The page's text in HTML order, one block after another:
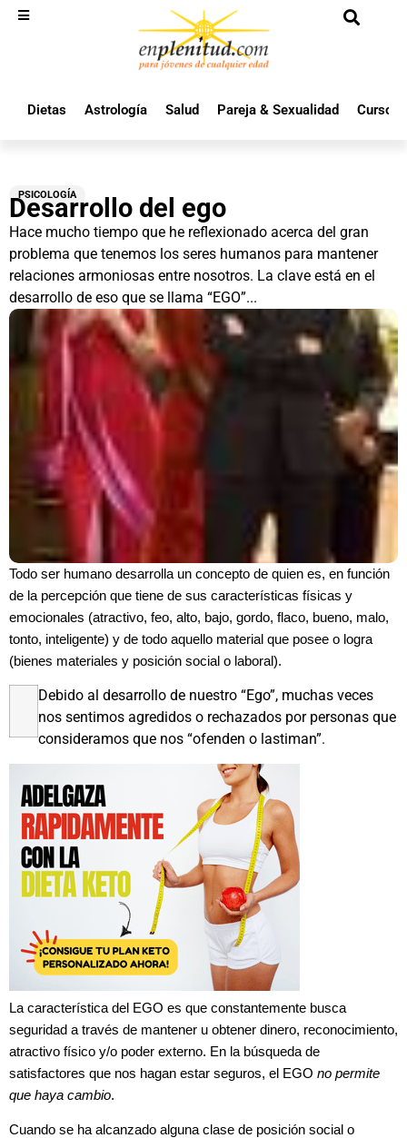
Dietas Astrología Salud Pareja & Sexualidad Cursos
PSICOLOGÍA
Desarrollo del ego
Hace mucho tiempo que he reflexionado acerca del gran
problema que tenemos los seres humanos para mantener
relaciones armoniosas entre nosotros. La clave está en el
desarrollo de eso que se llama “EGO”...
Todo ser humano desarrolla un concepto de quien es, en función
de la percepción que tiene de sus características físicas y
emocionales (atractivo, feo, alto, bajo, gordo, flaco, bueno, malo,
tonto, inteligente) y de todo aquello material que posee o logra
(bienes materiales y posición social o laboral).
Debido al desarrollo de nuestro “Ego”, muchas veces
nos sentimos agredidos o rechazados por personas que
consideramos que nos “ofenden o lastiman”.
La característica del EGO es que constantemente busca
seguridad a través de mantener u obtener dinero, reconocimiento,
atractivo físico y/o poder externo. En la búsqueda de
satisfactores que nos hagan estar seguros, el EGO no permite
que haya cambio.
Cuando se ha alcanzado alguna clase de posición social o